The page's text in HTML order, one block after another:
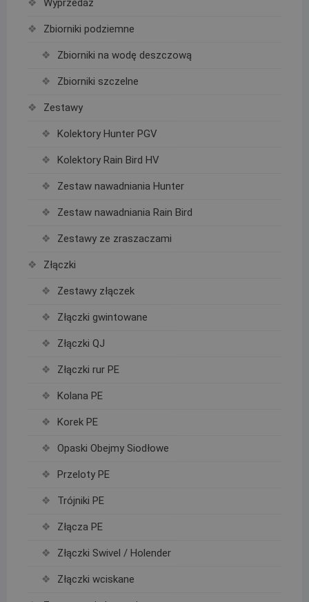
Wyprzedaż
Zbiorniki podziemne
Zbiorniki na wodę deszczową
Zbiorniki szczelne
Zestawy
Kolektory Hunter PGV
Kolektory Rain Bird HV
Zestaw nawadniania Hunter
Zestaw nawadniania Rain Bird
Zestawy ze zraszaczami
Złączki
Zestawy złączek
Złączki gwintowane
Złączki QJ
Złączki rur PE
Kolana PE
Korek PE
Opaski Obejmy Siodłowe
Przeloty PE
Trójniki PE
Złącza PE
Złączki Swivel / Holender
Złączki wciskane